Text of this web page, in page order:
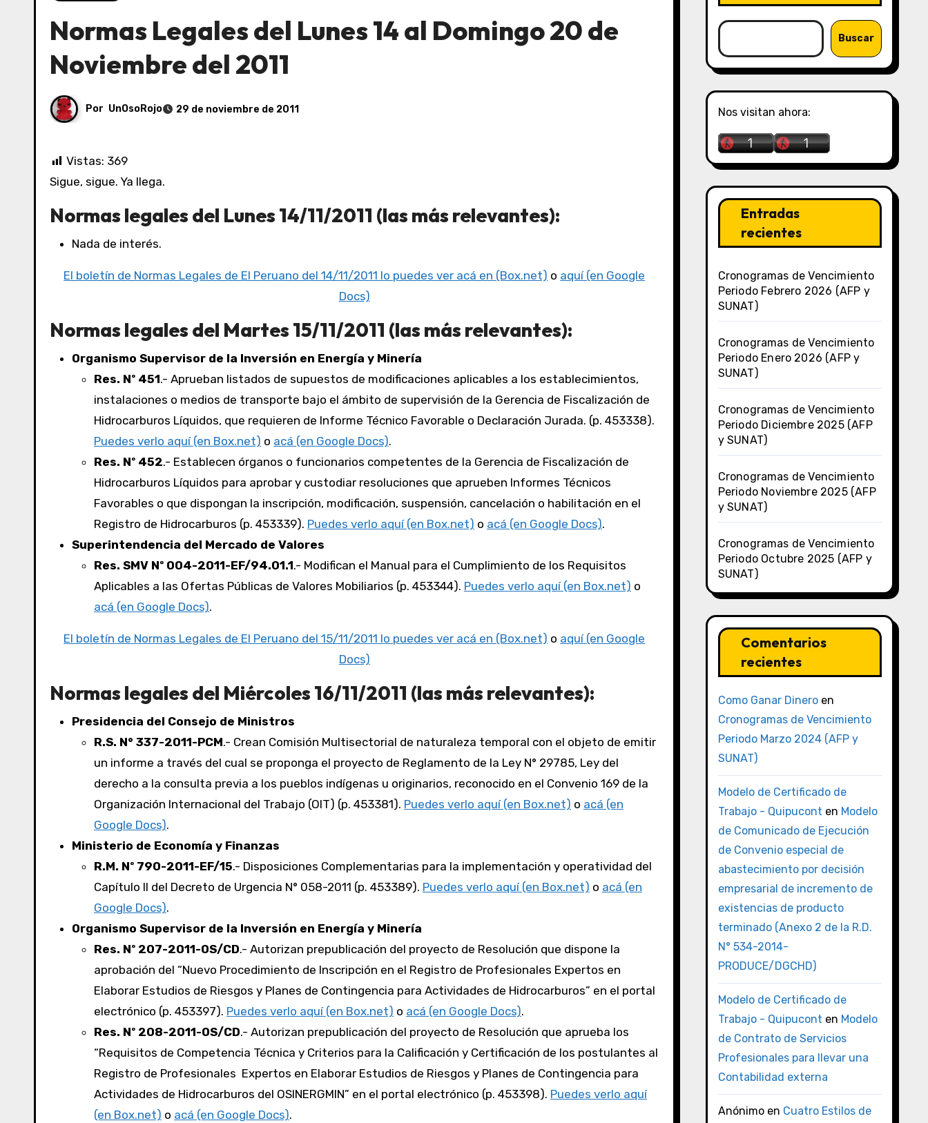
Normas Legales del Lunes 14 al Domingo 20 de
Noviembre del 2011
Por UnOsoRojo 29 de noviembre de 2011
Vistas: 369
Sigue, sigue. Ya llega.
Normas legales del Lunes 14/11/2011 (las más relevantes):
Nada de interés.
El boletín de Normas Legales de El Peruano del 14/11/2011 lo puedes ver acá en (Box.net) o aquí (en Google
Docs)
Normas legales del Martes 15/11/2011 (las más relevantes):
Organismo Supervisor de la Inversión en Energía y Minería
Res. Nº 451.- Aprueban listados de supuestos de modificaciones aplicables a los establecimientos,
instalaciones o medios de transporte bajo el ámbito de supervisión de la Gerencia de Fiscalización de
Hidrocarburos Líquidos, que requieren de Informe Técnico Favorable o Declaración Jurada. (p. 453338).
Puedes verlo aquí (en Box.net) o acá (en Google Docs).
Res. Nº 452.- Establecen órganos o funcionarios competentes de la Gerencia de Fiscalización de
Hidrocarburos Líquidos para aprobar y custodiar resoluciones que aprueben Informes Técnicos
Favorables o que dispongan la inscripción, modificación, suspensión, cancelación o habilitación en el
Registro de Hidrocarburos (p. 453339). Puedes verlo aquí (en Box.net) o acá (en Google Docs).
Superintendencia del Mercado de Valores
Res. SMV Nº 004-2011-EF/94.01.1.- Modifican el Manual para el Cumplimiento de los Requisitos
Aplicables a las Ofertas Públicas de Valores Mobiliarios (p. 453344). Puedes verlo aquí (en Box.net) o
acá (en Google Docs).
El boletín de Normas Legales de El Peruano del 15/11/2011 lo puedes ver acá en (Box.net) o aquí (en Google
Docs)
Normas legales del Miércoles 16/11/2011 (las más relevantes):
Presidencia del Consejo de Ministros
R.S. N° 337-2011-PCM.- Crean Comisión Multisectorial de naturaleza temporal con el objeto de emitir
un informe a través del cual se proponga el proyecto de Reglamento de la Ley N° 29785, Ley del
derecho a la consulta previa a los pueblos indígenas u originarios, reconocido en el Convenio 169 de la
Organización Internacional del Trabajo (OIT) (p. 453381). Puedes verlo aquí (en Box.net) o acá (en
Google Docs).
Ministerio de Economía y Finanzas
R.M. Nº 790-2011-EF/15.- Disposiciones Complementarias para la implementación y operatividad del
Capítulo II del Decreto de Urgencia N° 058-2011 (p. 453389). Puedes verlo aquí (en Box.net) o acá (en
Google Docs).
Organismo Supervisor de la Inversión en Energía y Minería
Res. Nº 207-2011-OS/CD.- Autorizan prepublicación del proyecto de Resolución que dispone la
aprobación del “Nuevo Procedimiento de Inscripción en el Registro de Profesionales Expertos en
Elaborar Estudios de Riesgos y Planes de Contingencia para Actividades de Hidrocarburos” en el portal
electrónico (p. 453397). Puedes verlo aquí (en Box.net) o acá (en Google Docs).
Res. Nº 208-2011-OS/CD.- Autorizan prepublicación del proyecto de Resolución que aprueba los
“Requisitos de Competencia Técnica y Criterios para la Calificación y Certificación de los postulantes al
Registro de Profesionales Expertos en Elaborar Estudios de Riesgos y Planes de Contingencia para
Actividades de Hidrocarburos del OSINERGMIN” en el portal electrónico (p. 453398). Puedes verlo aquí
(en Box.net) o acá (en Google Docs).
Buscar
Nos visitan ahora:
Entradas
recientes
Cronogramas de Vencimiento
Periodo Febrero 2026 (AFP y
SUNAT)
Cronogramas de Vencimiento
Periodo Enero 2026 (AFP y
SUNAT)
Cronogramas de Vencimiento
Periodo Diciembre 2025 (AFP
y SUNAT)
Cronogramas de Vencimiento
Periodo Noviembre 2025 (AFP
y SUNAT)
Cronogramas de Vencimiento
Periodo Octubre 2025 (AFP y
SUNAT)
Comentarios
recientes
Como Ganar Dineroen
Cronogramas de Vencimiento
Periodo Marzo 2024 (AFP y
SUNAT)
Modelo de Certificado de
Trabajo - Quipucont en Modelo
de Comunicado de Ejecución
de Convenio especial de
abastecimiento por decisión
empresarial de incremento de
existencias de producto
terminado (Anexo 2 de la R.D.
N° 534-2014-
PRODUCE/DGCHD)
Modelo de Certificado de
Trabajo - Quipucont en Modelo
de Contrato de Servicios
Profesionales para llevar una
Contabilidad externa
Anónimoen Cuatro Estilos de